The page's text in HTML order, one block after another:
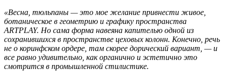
«Весна, тюльпаны — это мое желание привнести живое,
ботаническое в геометрию и графику пространства
ARTPLAY. Но сама форма навеяна капителью одной из
сохранившихся в пространстве цеховых колонн. Конечно, речь
не о коринфском ордере, там скорее дорический вариант, — и
все равно удивительно, как органично и эстетично это
смотрится в промышленной стилистике.